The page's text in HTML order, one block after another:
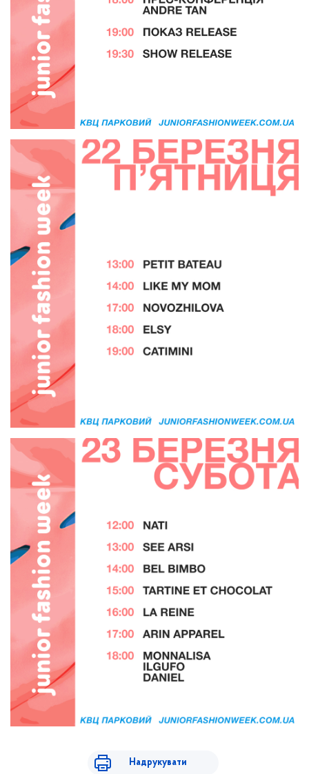
Надрукувати